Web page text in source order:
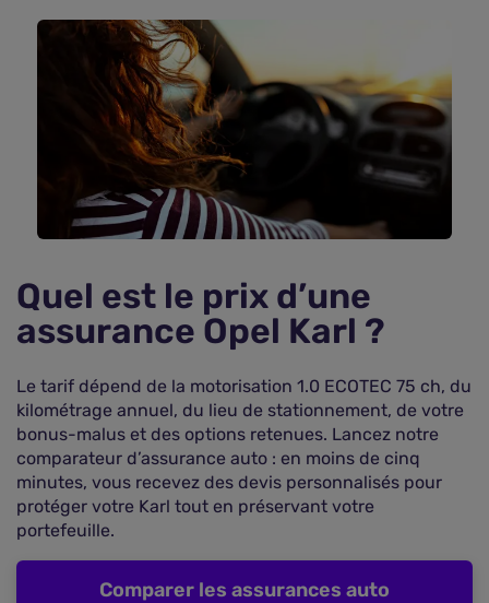
Quel est le prix d’une
assurance Opel Karl ?
Le tarif dépend de la motorisation 1.0 ECOTEC 75 ch, du
kilométrage annuel, du lieu de stationnement, de votre
bonus-malus et des options retenues. Lancez notre
comparateur d’assurance auto : en moins de cinq
minutes, vous recevez des devis personnalisés pour
protéger votre Karl tout en préservant votre
portefeuille.
Comparer les assurances auto